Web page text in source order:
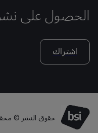
الحصول على
اشتراك
حقوق النشر ©